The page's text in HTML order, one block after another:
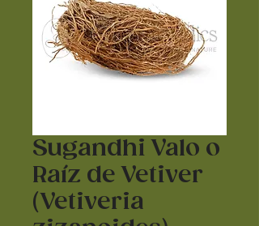
Sugandhi Valo o
Raíz de Vetiver
(Vetiveria